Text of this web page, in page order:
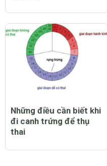
Những điều cần biết khi
đi canh trứng để thụ
thai